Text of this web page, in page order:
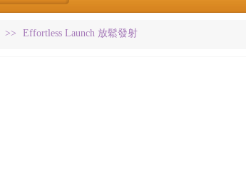
>> Effortless Launch 放鬆發射